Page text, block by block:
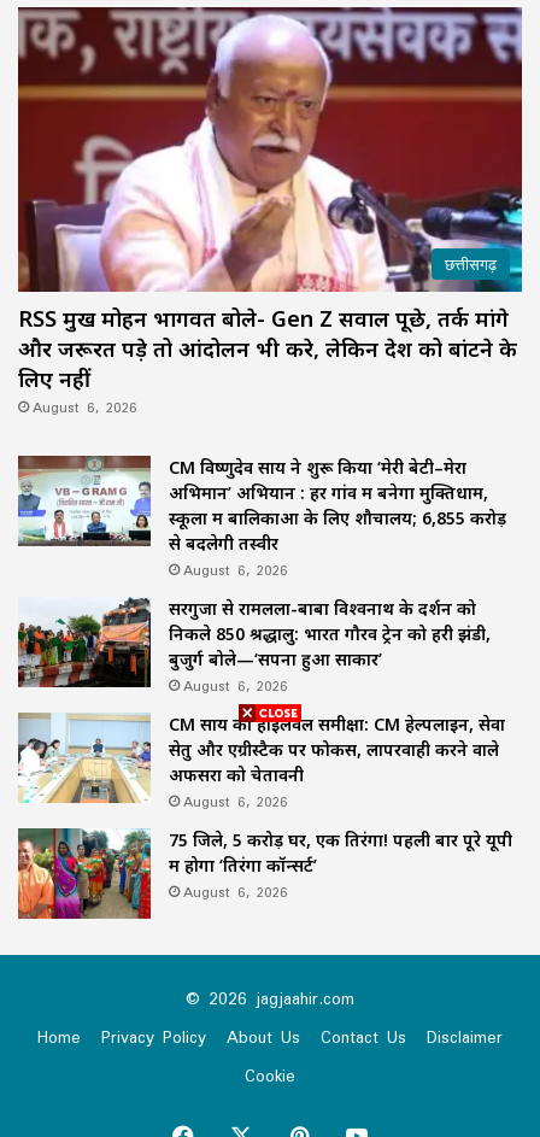
छत्तीसगढ़
RSS प्रमुख मोहन भागवत बोले- Gen Z सवाल पूछे, तर्क मांगे
और जरूरत पड़े तो आंदोलन भी करे, लेकिन देश को बांटने के
लिए नहीं
August 6, 2026
CM विष्णुदेव साय ने शुरू किया ‘मेरी बेटी–मेरा
अभिमान’ अभियान : हर गांव में बनेगा मुक्तिधाम,
स्कूलों में बालिकाओं के लिए शौचालय; 6,855 करोड़
से बदलेगी तस्वीर
August 6, 2026
सरगुजा से रामलला-बाबा विश्वनाथ के दर्शन को
निकले 850 श्रद्धालु: भारत गौरव ट्रेन को हरी झंडी,
बुजुर्ग बोले—‘सपना हुआ साकार’
August 6, 2026
CM साय की हाईलेवल समीक्षा: CM हेल्पलाइन, सेवा
सेतु और एग्रीस्टैक पर फोकस, लापरवाही करने वाले
अफसरों को चेतावनी
August 6, 2026
75 जिले, 5 करोड़ घर, एक तिरंगा! पहली बार पूरे यूपी
में होगा ‘तिरंगा कॉन्सर्ट’
August 6, 2026
© 2026 jagjaahir.com
Home
Privacy Policy About Us Contact Us
Disclaimer
Cookie